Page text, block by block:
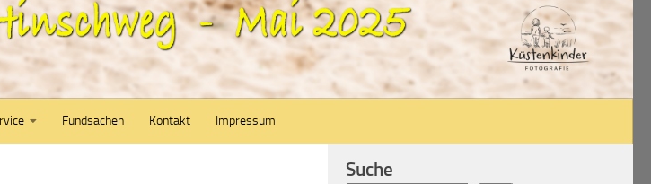
Fundsachen Kontakt Impressum
Suche